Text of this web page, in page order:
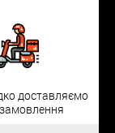
доставляємо